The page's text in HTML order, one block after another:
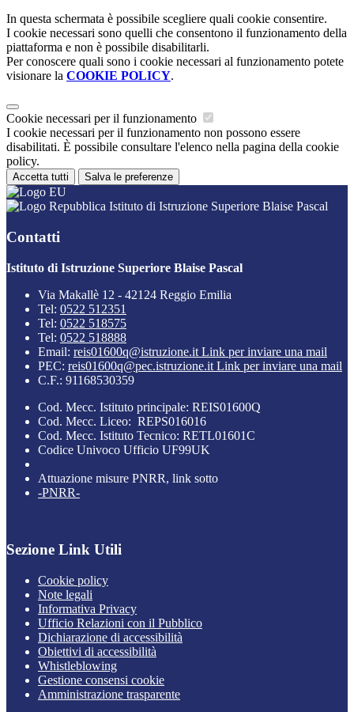
In questa schermata è possibile scegliere quali cookie consentire.
I cookie necessari sono quelli che consentono il funzionamento della
piattaforma e non è possibile disabilitarli.
Per conoscere quali sono i cookie necessari al funzionamento potete
visionare la COOKIE POLICY.
Cookie necessari per il funzionamento
I cookie necessari per il funzionamento non possono essere
disabilitati. È possibile consultare l'elenco nella pagina della cookie
policy.
Accetta tutti Salva le preferenze
Istituto di Istruzione Superiore Blaise Pascal
Contatti
Istituto di Istruzione Superiore Blaise Pascal
Via Makallè 12 - 42124 Reggio Emilia
Tel: 0522 512351
Tel: 0522 518575
Tel: 0522 518888
Email: reis01600q@istruzione.it Link per inviare una mail
PEC: reis01600q@pec.istruzione.it Link per inviare una mail
C.F.: 91168530359
Cod. Mecc. Istituto principale: REIS01600Q
Cod. Mecc. Liceo: REPS016016
Cod. Mecc. Istituto Tecnico: RETL01601C
Codice Univoco Ufficio UF99UK
Attuazione misure PNRR, link sotto
-PNRR-
Sezione Link Utili
Cookie policy
Note legali
Informativa Privacy
Ufficio Relazioni con il Pubblico
Dichiarazione di accessibilità
Obiettivi di accessibilità
Whistleblowing
Gestione consensi cookie
Amministrazione trasparente